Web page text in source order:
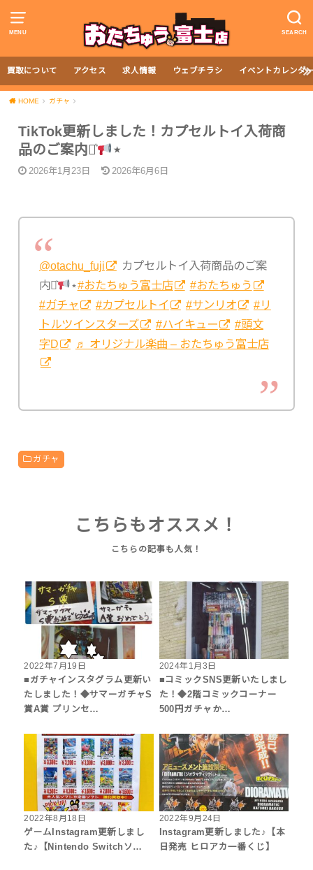
MENU SEARCH
買取について アクセス 求人情報 ウェブチラシ イベントカレンダ
HOME ガチャ
TikTok更新しました！カプセルトイ入荷商
品のご案内⋆͛
⋆
2026年1月23日 2026年6月6日
@otachu_fuji
カプセルトイ入荷商品のご案
内⋆͛
⋆#おたちゅう富士店
#おたちゅう
#ガチャ
#カプセルトイ #サンリオ
#リ
トルツインスターズ
#ハイキュー
#頭文
字D
♬ オリジナル楽曲 – おたちゅう富士店
ガチャ
こちらもオススメ！
2022年7月19日
■ガチャインスタグラム更新い
たしました！◆サマーガチャS
賞A賞 プリンセ…
2024年1月3日
■コミックSNS更新いたしまし
た！◆2階コミックコーナー
500円ガチャか…
2022年8月18日
ゲームInstagram更新しまし
た♪【Nintendo Switchソ…
2022年9月24日
Instagram更新しました♪【本
日発売 ヒロアカ一番くじ】